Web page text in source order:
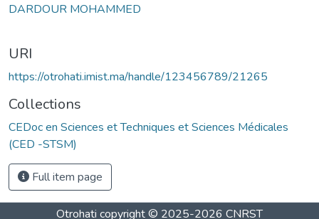
DARDOUR MOHAMMED
URI
https://otrohati.imist.ma/handle/123456789/21265
Collections
CEDoc en Sciences et Techniques et Sciences Médicales
(CED -STSM)
Full item page
Otrohati copyright © 2025-2026 CNRST